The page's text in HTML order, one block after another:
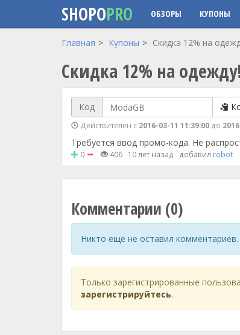
Перейти к основному содержанию
SHOPOPRO ОБЗОРЫ КУПОНЫ
Главная Купоны Скидка 12% на
Скидка 12% на
Код
Действителен с 2016-03-11 11:39:00 до
Требуется ввод промо-кода. Не
0 406 10 лет назад добавил robot
Комментарии (0)
Никто ещё не оставил
Только зарегистрированные
зарегистрируйтесь.